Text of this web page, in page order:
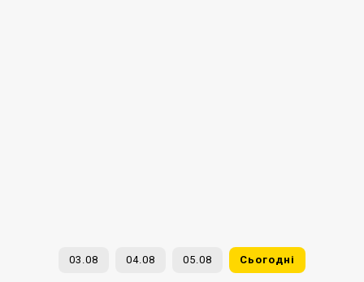
03.08 04.08 05.08 Сьогодні